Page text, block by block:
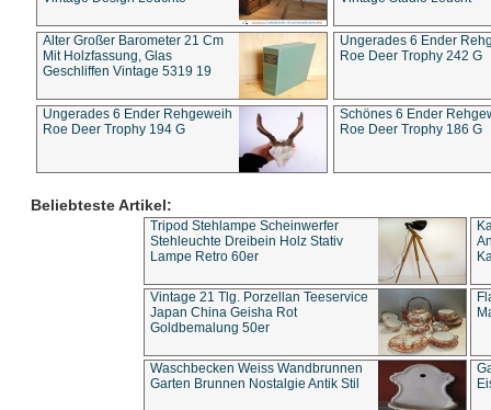
Alter Großer Barometer 21 Cm
Mit Holzfassung, Glas
Geschliffen Vintage 5319 19
Ungerades 6 Ender
Roe Deer Trophy 242 G
Ungerades 6 Ender Rehgeweih
Roe Deer Trophy 194 G
Schönes 6 Ender
Roe Deer Trophy 186 G
Beliebteste Artikel:
Tripod Stehlampe Scheinwerfer
Stehleuchte Dreibein Holz Stativ
Lampe Retro 60er
Vintage 21 Tlg. Porzellan Teeservice
Japan China Geisha Rot
Goldbemalung 50er
Waschbecken Weiss Wandbrunnen
Garten Brunnen Nostalgie Antik Stil